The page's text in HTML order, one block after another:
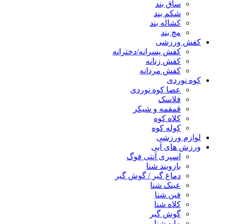
ساق بند
شکم بند
کشاله بند
مچ بند
کفش ورزشی
کفش پسرانه/دخترانه
کفش زنانه
کفش مردانه
کوه نوردی
عصا کوه نوردی
فلاسک
قمقمه و شیکر
کلاه کوه
کوله کوه
لوازم ورزشی
ورزش های آبی
اسپری آنتی فوگ
بازوبند شنا
دماغ گیر / گوش گیر
عینک شنا
فین شنا
کلاه شنا
گوش گیر